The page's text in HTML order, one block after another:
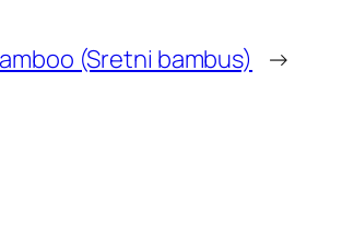
(Sretni bambus) →